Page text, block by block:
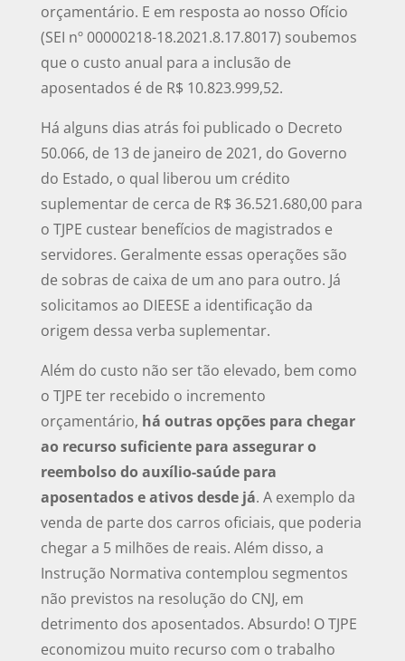
orçamentário. E em resposta ao nosso Ofício
(SEI nº 00000218-18.2021.8.17.8017) soubemos
que o custo anual para a inclusão de
aposentados é de R$ 10.823.999,52.
Há alguns dias atrás foi publicado o Decreto
50.066, de 13 de janeiro de 2021, do Governo
do Estado, o qual liberou um crédito
suplementar de cerca de R$ 36.521.680,00 para
o TJPE custear benefícios de magistrados e
servidores. Geralmente essas operações são
de sobras de caixa de um ano para outro. Já
solicitamos ao DIEESE a identificação da
origem dessa verba suplementar.
Além do custo não ser tão elevado, bem como
o TJPE ter recebido o incremento
orçamentário, há outras opções para chegar
ao recurso suficiente para assegurar o
reembolso do auxílio-saúde para
aposentados e ativos desde já. A exemplo da
venda de parte dos carros oficiais, que poderia
chegar a 5 milhões de reais. Além disso, a
Instrução Normativa contemplou segmentos
não previstos na resolução do CNJ, em
detrimento dos aposentados. Absurdo! O TJPE
economizou muito recurso com o trabalho